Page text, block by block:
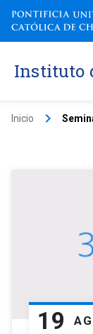
Instituto
Inicio keyboard_arrow_right
19